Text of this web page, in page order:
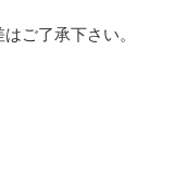
ご了承下さい。